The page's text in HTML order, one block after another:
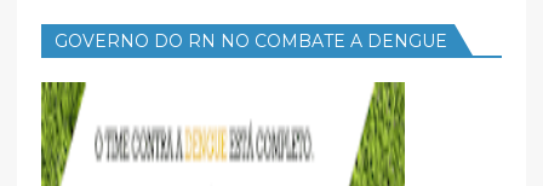
GOVERNO DO RN NO COMBATE A DENGUE